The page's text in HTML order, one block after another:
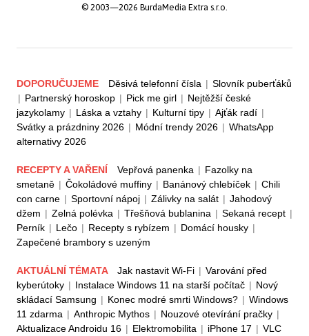
© 2003—2026 BurdaMedia Extra s.r.o.
DOPORUČUJEME Děsivá telefonní čísla | Slovník puberťáků
| Partnerský horoskop | Pick me girl | Nejtěžší české
jazykolamy | Láska a vztahy | Kulturní tipy | Ajťák radí |
Svátky a prázdniny 2026 | Módní trendy 2026 | WhatsApp
alternativy 2026
RECEPTY A VAŘENÍ Vepřová panenka | Fazolky na
smetaně | Čokoládové muffiny | Banánový chlebíček | Chili
con carne | Sportovní nápoj | Zálivky na salát | Jahodový
džem | Zelná polévka | Třešňová bublanina | Sekaná recept |
Perník | Lečo | Recepty s rybízem | Domácí housky |
Zapečené brambory s uzeným
AKTUÁLNÍ TÉMATA Jak nastavit Wi-Fi | Varování před
kyberútoky | Instalace Windows 11 na starší počítač | Nový
skládací Samsung | Konec modré smrti Windows? | Windows
11 zdarma | Anthropic Mythos | Nouzové otevírání pračky |
Aktualizace Androidu 16 | Elektromobilita | iPhone 17 | VLC